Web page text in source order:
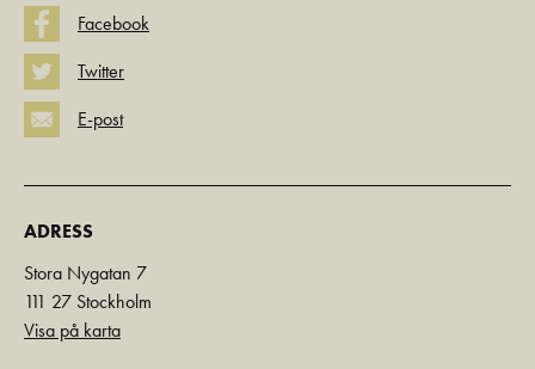
Facebook
Twitter
E-post
ADRESS
Stora Nygatan 7
111 27 Stockholm
Visa på karta